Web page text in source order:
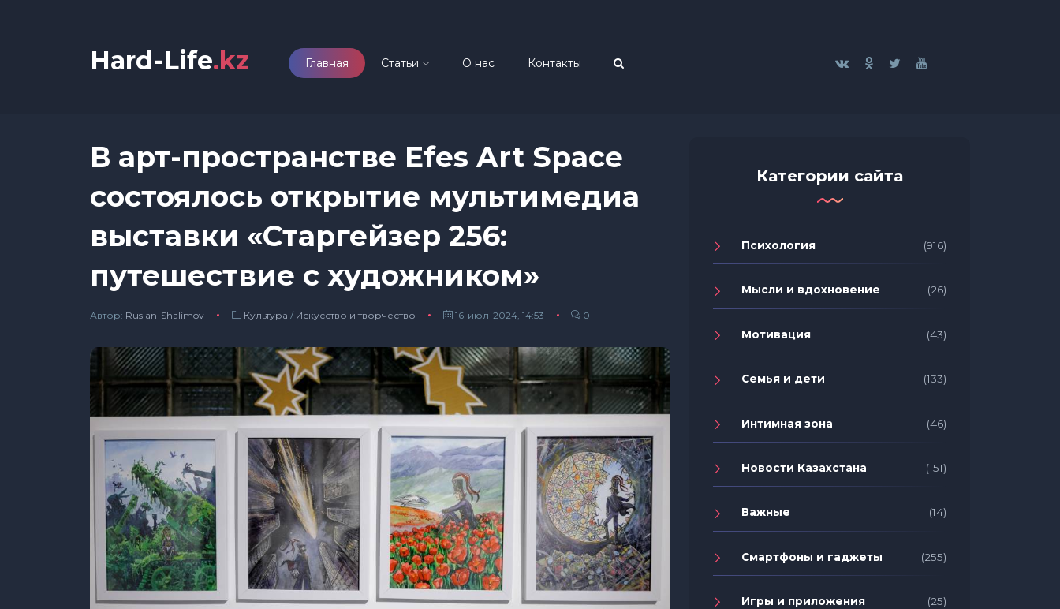
Hard-Life.kz Главная Статьи О нас Контакты
В арт-пространстве Efes Art Space
состоялось открытие мультимедиа
выставки «Старгейзер 256:
путешествие с художником»
Автор: Ruslan-Shalimov Культура / Искусство и творчество 16-июл-2024, 14:53 0
Категории сайта
Психология (916)
Мысли и вдохновение (26)
Мотивация (43)
Семья и дети (133)
Интимная зона (46)
Новости Казахстана (151)
Важные (14)
Смартфоны и гаджеты (255)
Игры и приложения (25)